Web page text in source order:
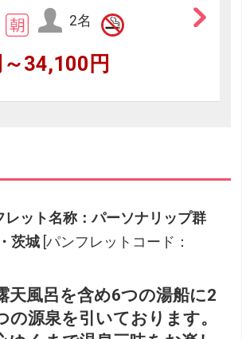
2名
34,100円
レット名称：パーソナリップ群
茨城 [パンフレットコード：
天風呂を含め6つの湯船に2
の源泉を引いております。